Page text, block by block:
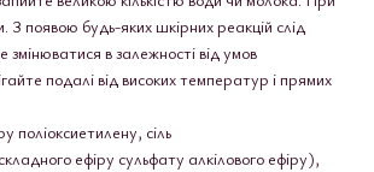
З появою будь-яких шкірних реакцій слід
в залежності від умов
подалі від високих температур і прямих
поліоксиетилену, сіль
ефіру сульфату алкілового ефіру),